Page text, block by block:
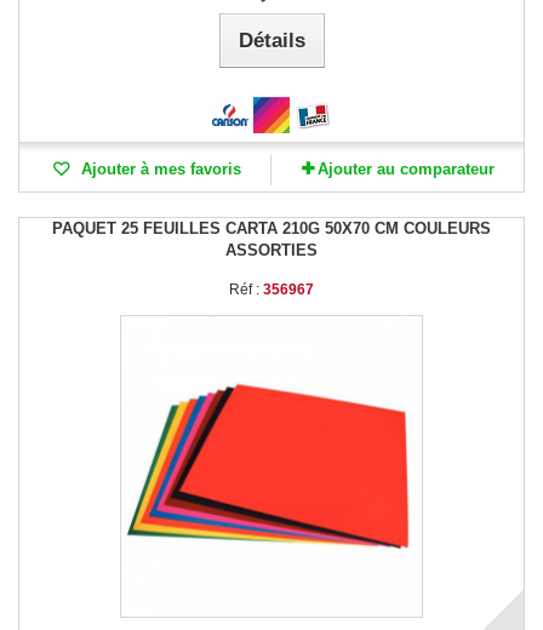
Détails
Ajouter à mes favoris Ajouter au comparateur
PAQUET 25 FEUILLES CARTA 210G 50X70 CM COULEURS
ASSORTIES
Réf : 356967